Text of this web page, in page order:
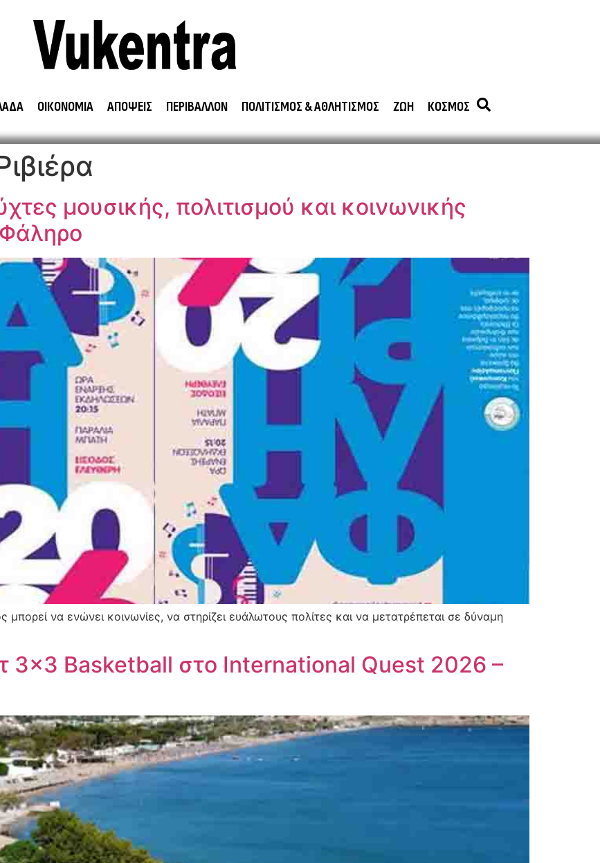
ΟΙΚΟΝΟΜΙΑ ΑΠΟΨΕΙΣ ΠΕΡΙΒΑΛΛΟΝ ΠΟΛΙΤΙΣΜΟΣ & ΑΘΛΗΤΙΣΜΟΣ ΖΩΗ ΚΟΣΜΟΣ
μουσικής, πολιτισμού και κοινωνικής
να ενώνει κοινωνίες, να στηρίζει ευάλωτους πολίτες και να μετατρέπεται σε δύναμη
3×3 Basketball στο International Quest 2026 –